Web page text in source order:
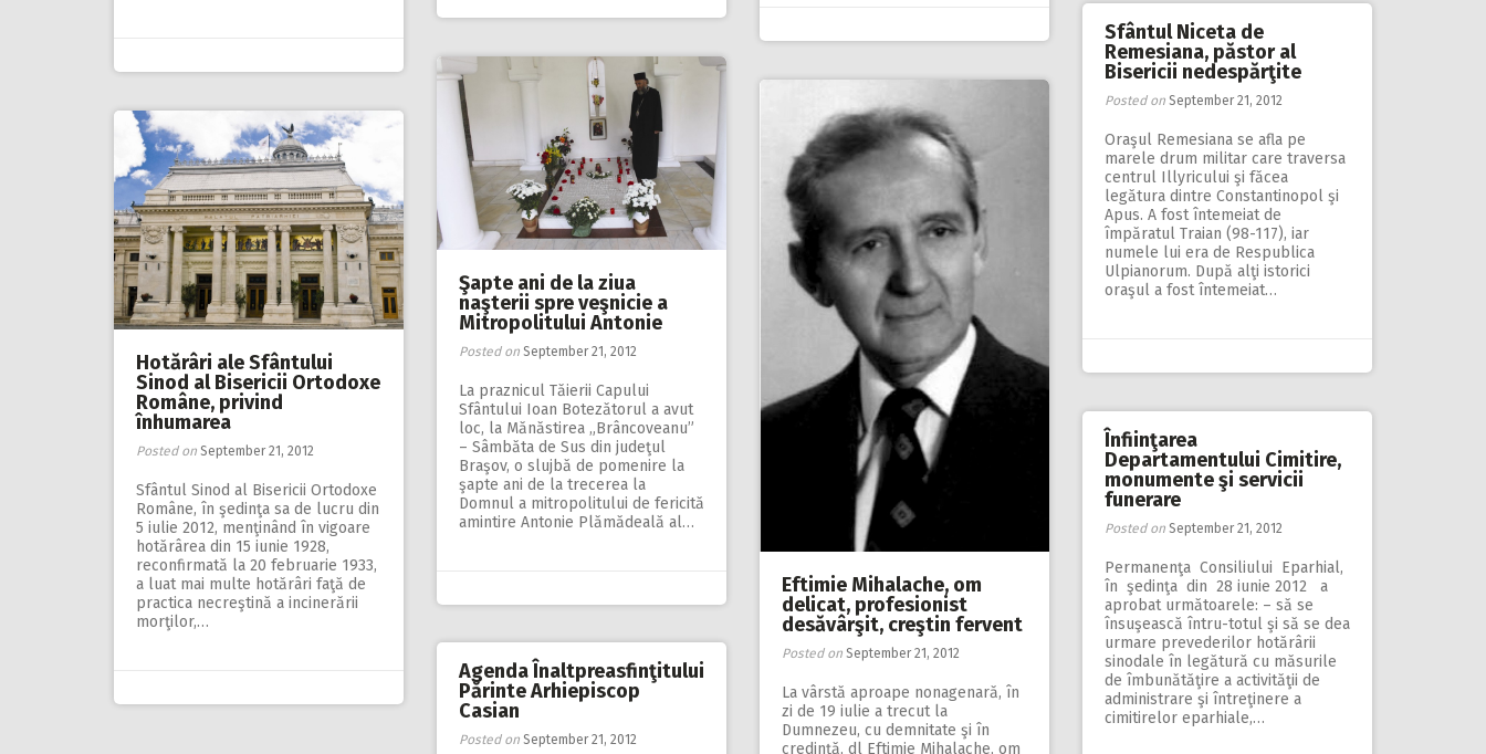
Sfântul Niceta de
Remesiana, păstor al
Bisericii nedespărţite
Posted on September 21, 2012
Oraşul Remesiana se afla pe
marele drum militar care traversa
centrul Illyricului şi făcea
legătura dintre Constantinopol şi
Apus. A fost întemeiat de
împăratul Traian (98-117), iar
numele lui era de Respublica
Ulpianorum. După alţi istorici
oraşul a fost întemeiat…
Şapte ani de la ziua
naşterii spre veşnicie a
Mitropolitului Antonie
Posted on September 21, 2012
La praznicul Tăierii Capului
Sfântului Ioan Botezătorul a avut
loc, la Mănăstirea „Brâncoveanu”
– Sâmbăta de Sus din judeţul
Braşov, o slujbă de pomenire la
şapte ani de la trecerea la
Domnul a mitropolitului de fericită
amintire Antonie Plămădeală al…
Eftimie Mihalache, om
delicat, profesionist
desăvârşit, creştin fervent
Posted on September 21, 2012
La vârstă aproape nonagenară, în
zi de 19 iulie a trecut la
Dumnezeu, cu demnitate şi în
credinţă, dl Eftimie Mihalache, om
Hotărâri ale Sfântului
Sinod al Bisericii Ortodoxe
Române, privind
înhumarea
Posted on September 21, 2012
Sfântul Sinod al Bisericii Ortodoxe
Române, în şedinţa sa de lucru din
5 iulie 2012, menţinând în vigoare
hotărârea din 15 iunie 1928,
reconfirmată la 20 februarie 1933,
a luat mai multe hotărâri faţă de
practica necreştină a incinerării
morţilor,…
Înfiinţarea
Departamentului Cimitire,
monumente şi servicii
funerare
Posted on September 21, 2012
Permanenţa Consiliului Eparhial,
în şedinţa din 28 iunie 2012 a
aprobat următoarele: – să se
însuşească întru-totul şi să se dea
urmare prevederilor hotărârii
sinodale în legătură cu măsurile
de îmbunătăţire a activităţii de
administrare şi întreţinere a
cimitirelor eparhiale,…
Agenda Înaltpreasfinţitului
Părinte Arhiepiscop
Casian
Posted on September 21, 2012